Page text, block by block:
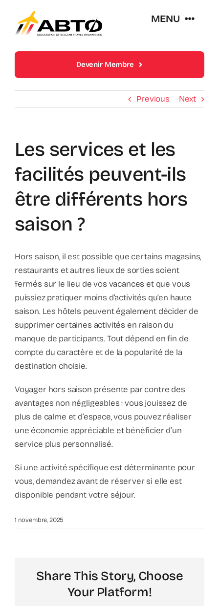
content
MENU
Over Abto
Op Reis Zonder Zorgen
Trends En Evoluties Van De Reissector
Contact
Faq
ABC Van De Toeristische Terminologie
Français
Nederlands
Devenir Membre
Previous Next
Les services et les
facilités peuvent-ils
être différents hors
saison ?
Hors saison, il est possible que certains magasins,
restaurants et autres lieux de sorties soient
fermés sur le lieu de vos vacances et que vous
puissiez pratiquer moins d’activités qu’en haute
saison. Les hôtels peuvent également décider de
supprimer certaines activités en raison du
manque de participants. Tout dépend en fin de
compte du caractère et de la popularité de la
destination choisie.
Voyager hors saison présente par contre des
avantages non négligeables : vous jouissez de
plus de calme et d’espace, vous pouvez réaliser
une économie appréciable et bénéficier d’un
service plus personnalisé.
Si une activité spécifique est déterminante pour
vous, demandez avant de réserver si elle est
disponible pendant votre séjour.
1 novembre, 2025
Share This Story, Choose
Your Platform!